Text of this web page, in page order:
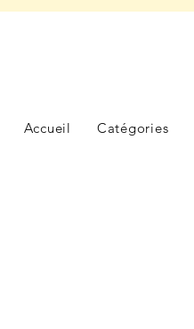
Accueil Catégories